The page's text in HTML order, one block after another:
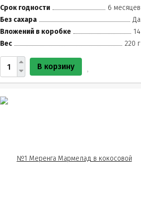
Срок годности
6 месяцев
Без сахара
Да
Вложений в коробке
14
Вес
220 г
В корзину